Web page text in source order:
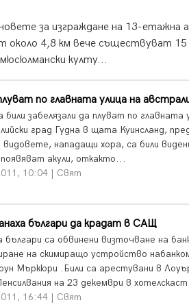
за изграждане на 13-етажна
около 4,8 км вече съществуват
култу...
по главната улица на
били забелязали да плуват по главната
град Гудна в щата Куинсланд,
видовете, нападащи хора, са били
акули, откакто...
10:04 | Свят
българи да крадат в САЩ
са обвинени визточване на
на скимиращо устройство
Мъркюри .Били са арестувани в
на 23 декември в
16:44 | Свят